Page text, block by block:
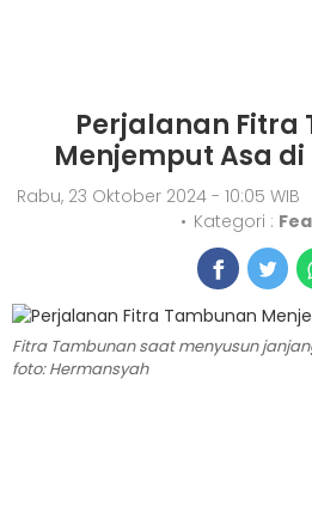
Perjalanan Fitra
Menjemput Asa di
Rabu, 23 Oktober 2024 - 10:05 WIB
• Kategori :
Fitra Tambunan saat menyusun
foto: Hermansyah